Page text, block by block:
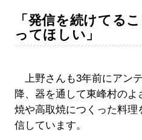
「発信を続けてる
ってほしい」
上野さんも3年前にアン
降、器を通して東峰村の
焼や高取焼につくった料理
信しています。